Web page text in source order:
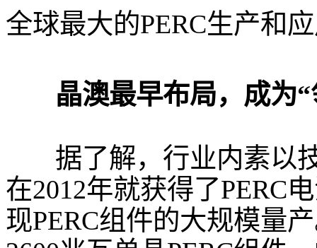
全球最大的PERC生产和
晶澳最早布局，成为
据了解，行业内素以
在2012年就获得了PERC
现PERC组件的大规模量